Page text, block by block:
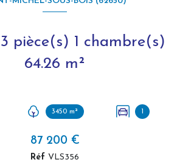
64.26 m²
3450 m² 1
87 200 €
Réf VLS356